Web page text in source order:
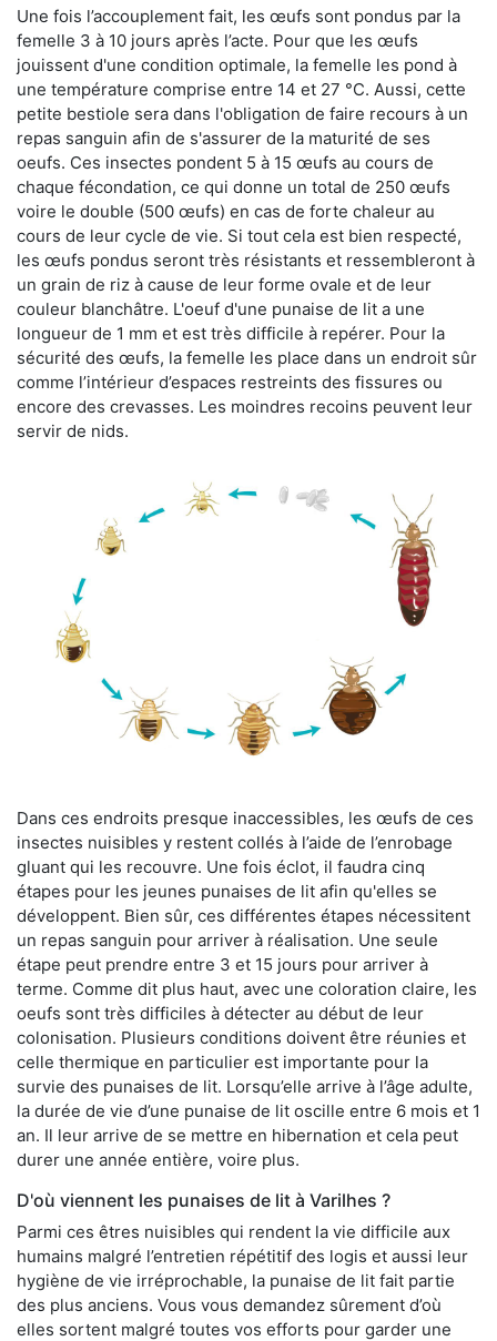
Une fois l’accouplement fait, les œufs sont pondus par la
femelle 3 à 10 jours après l’acte. Pour que les œufs
jouissent d'une condition optimale, la femelle les pond à
une température comprise entre 14 et 27 °C. Aussi, cette
petite bestiole sera dans l'obligation de faire recours à un
repas sanguin afin de s'assurer de la maturité de ses
oeufs. Ces insectes pondent 5 à 15 œufs au cours de
chaque fécondation, ce qui donne un total de 250 œufs
voire le double (500 œufs) en cas de forte chaleur au
cours de leur cycle de vie. Si tout cela est bien respecté,
les œufs pondus seront très résistants et ressembleront à
un grain de riz à cause de leur forme ovale et de leur
couleur blanchâtre. L'oeuf d'une punaise de lit a une
longueur de 1 mm et est très difficile à repérer. Pour la
sécurité des œufs, la femelle les place dans un endroit sûr
comme l’intérieur d’espaces restreints des fissures ou
encore des crevasses. Les moindres recoins peuvent leur
servir de nids.
Dans ces endroits presque inaccessibles, les œufs de ces
insectes nuisibles y restent collés à l’aide de l’enrobage
gluant qui les recouvre. Une fois éclot, il faudra cinq
étapes pour les jeunes punaises de lit afin qu'elles se
développent. Bien sûr, ces différentes étapes nécessitent
un repas sanguin pour arriver à réalisation. Une seule
étape peut prendre entre 3 et 15 jours pour arriver à
terme. Comme dit plus haut, avec une coloration claire, les
oeufs sont très difficiles à détecter au début de leur
colonisation. Plusieurs conditions doivent être réunies et
celle thermique en particulier est importante pour la
survie des punaises de lit. Lorsqu’elle arrive à l’âge adulte,
la durée de vie d’une punaise de lit oscille entre 6 mois et 1
an. Il leur arrive de se mettre en hibernation et cela peut
durer une année entière, voire plus.
D'où viennent les punaises de lit à Varilhes ?
Parmi ces êtres nuisibles qui rendent la vie difficile aux
humains malgré l’entretien répétitif des logis et aussi leur
hygiène de vie irréprochable, la punaise de lit fait partie
des plus anciens. Vous vous demandez sûrement d’où
elles sortent malgré toutes vos efforts pour garder une